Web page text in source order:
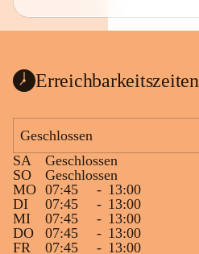
Erreichbarkeitszeiten
Geschlossen
SA
Geschlossen
SO
Geschlossen
MO 07:45 - 13:00
DI
07:45 - 13:00
MI
07:45 - 13:00
DO
07:45 - 13:00
FR
07:45 - 13:00